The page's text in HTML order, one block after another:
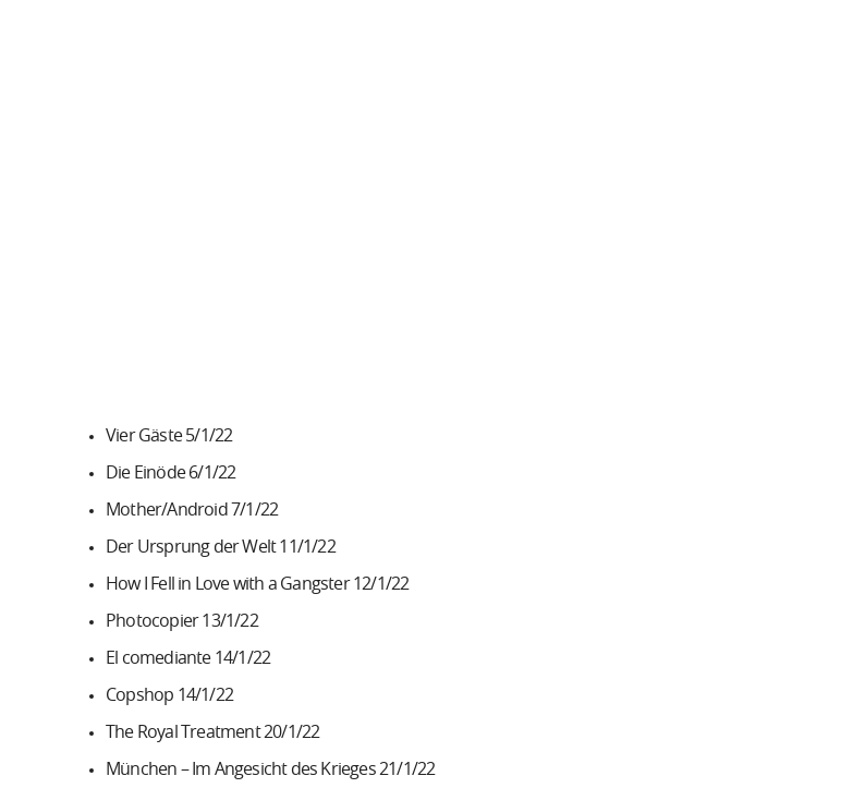
Vier Gäste 5/1/22
Die Einöde 6/1/22
Mother/Android 7/1/22
Der Ursprung der Welt 11/1/22
How I Fell in Love with a Gangster 12/1/22
Photocopier 13/1/22
El comediante 14/1/22
Copshop 14/1/22
The Royal Treatment 20/1/22
München – Im Angesicht des Krieges 21/1/22